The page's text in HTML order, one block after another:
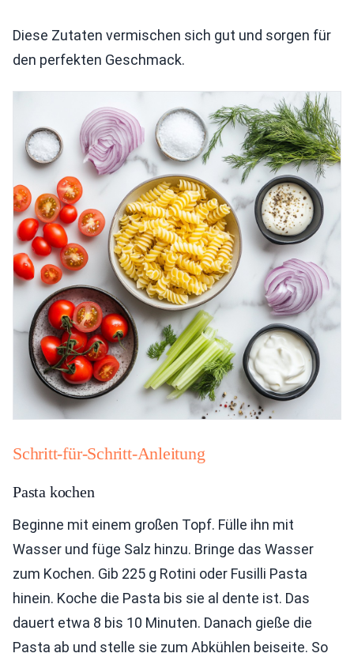
Diese Zutaten vermischen sich gut und sorgen für
den perfekten Geschmack.
Schritt-für-Schritt-Anleitung
Pasta kochen
Beginne mit einem großen Topf. Fülle ihn mit
Wasser und füge Salz hinzu. Bringe das Wasser
zum Kochen. Gib 225 g Rotini oder Fusilli Pasta
hinein. Koche die Pasta bis sie al dente ist. Das
dauert etwa 8 bis 10 Minuten. Danach gieße die
Pasta ab und stelle sie zum Abkühlen beiseite. So